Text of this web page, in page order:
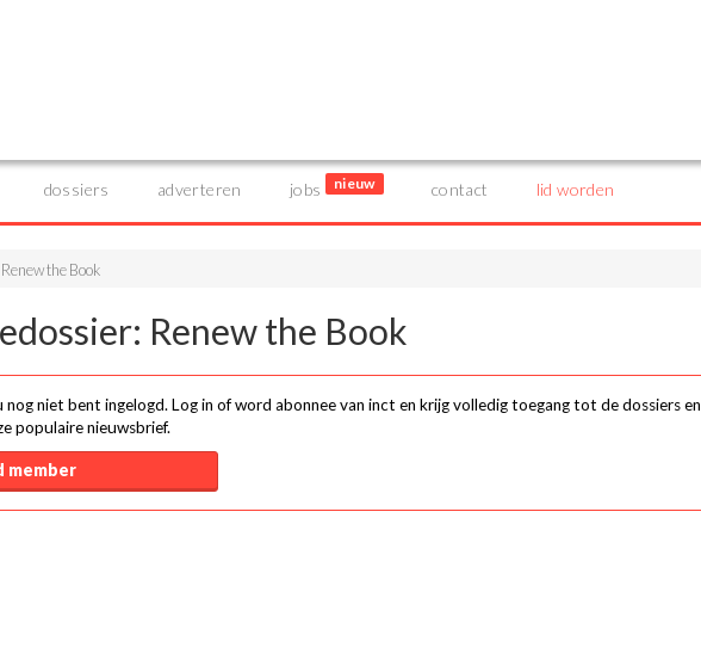
dossiers adverteren jobs nieuw contact lid worden
the Book
Renew the Book
niet bent ingelogd. Log in of word abonnee van inct en krijg volledig toegang tot de dossiers en
populaire nieuwsbrief.
member